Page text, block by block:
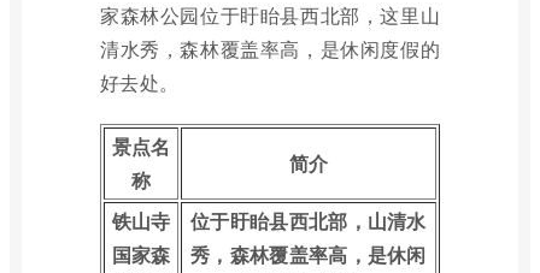
家森林公园位于盱眙县西北部，这里山
清水秀，森林覆盖率高，是休闲度假的
好去处。
景点名
称
简介
铁山寺
国家森
位于盱眙县西北部，山清水
秀，森林覆盖率高，是休闲